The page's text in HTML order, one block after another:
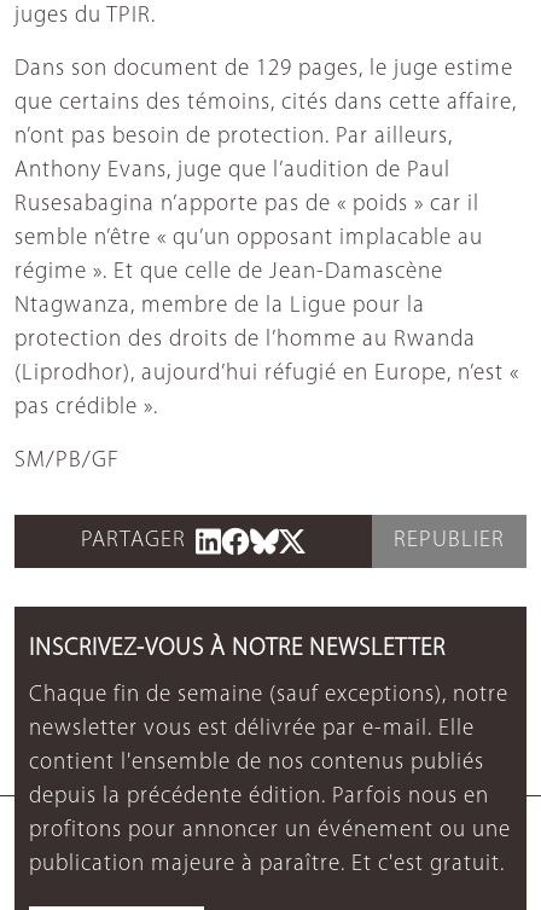
juges du TPIR.
Dans son document de 129 pages, le juge estime
que certains des témoins, cités dans cette affaire,
n’ont pas besoin de protection. Par ailleurs,
Anthony Evans, juge que l’audition de Paul
Rusesabagina n’apporte pas de « poids » car il
semble n’être « qu’un opposant implacable au
régime ». Et que celle de Jean-Damascène
Ntagwanza, membre de la Ligue pour la
protection des droits de l’homme au Rwanda
(Liprodhor), aujourd’hui réfugié en Europe, n’est «
pas crédible ».
SM/PB/GF
PARTAGER REPUBLIER
INSCRIVEZ-VOUS À NOTRE NEWSLETTER
Chaque fin de semaine (sauf exceptions), notre
newsletter vous est délivrée par e-mail. Elle
contient l'ensemble de nos contenus publiés
depuis la précédente édition. Parfois nous en
profitons pour annoncer un événement ou une
publication majeure à paraître. Et c'est gratuit.